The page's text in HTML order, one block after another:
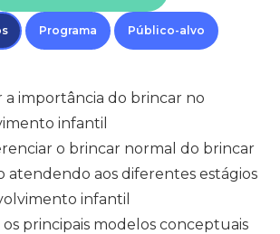
Programa Público-alvo
a importância do brincar no
infantil
o brincar normal do brincar
atendendo aos diferentes estágios
infantil
principais modelos conceptuais